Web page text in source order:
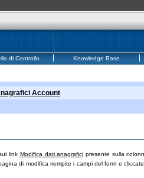
di Controllo Knowledge Base
Account
link Modifica dati anagrafici presente sulla
di modifica riempite i campi del form e